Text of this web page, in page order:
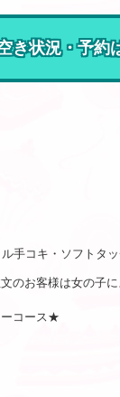
き状況・予約
手コキ・ソフトタ
のお客様は女の子
コース★